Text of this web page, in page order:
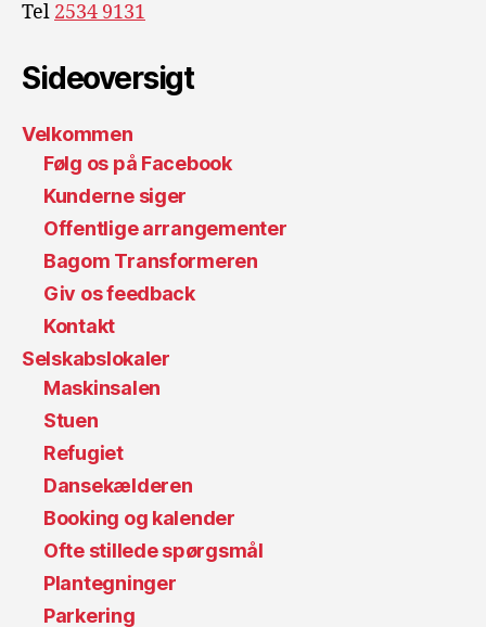
Tel 2534 9131
Sideoversigt
Velkommen
Følg os på Facebook
Kunderne siger
Offentlige arrangementer
Bagom Transformeren
Giv os feedback
Kontakt
Selskabslokaler
Maskinsalen
Stuen
Refugiet
Dansekælderen
Booking og kalender
Ofte stillede spørgsmål
Plantegninger
Parkering